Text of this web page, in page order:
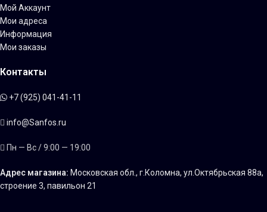
Мой Аккаунт
Мои адреса
Информация
Мои заказы
Контакты
+7 (925) 041-41-11
info@Sanfos.ru
Пн — Вс / 9:00 — 19:00
Адрес магазина: Московская обл., г.Коломна, ул.Октябрьская 88а,
строение 3, павильон 21